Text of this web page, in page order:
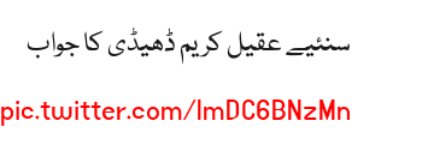
سنئیے عقیل کریم ڈھیڈی کا جواب
pic.twitter.com/lmDC6BNzMn